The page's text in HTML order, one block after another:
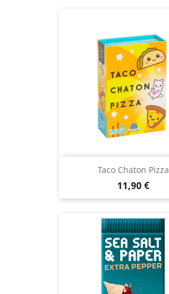
Taco Chaton Pizza
Prix
11,90 €